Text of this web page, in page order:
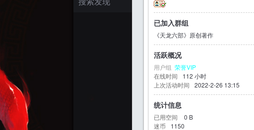
已加入群组
《天龙六部》原创著作
活跃概况
用户组 荣誉VIP
在线时间
112 小时
上次活动时间
2022-2-26 13:15
统计信息
已用空间 0 B
迷币
1150